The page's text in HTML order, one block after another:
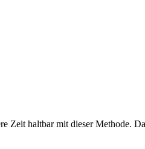
haltbar mit dieser Methode.